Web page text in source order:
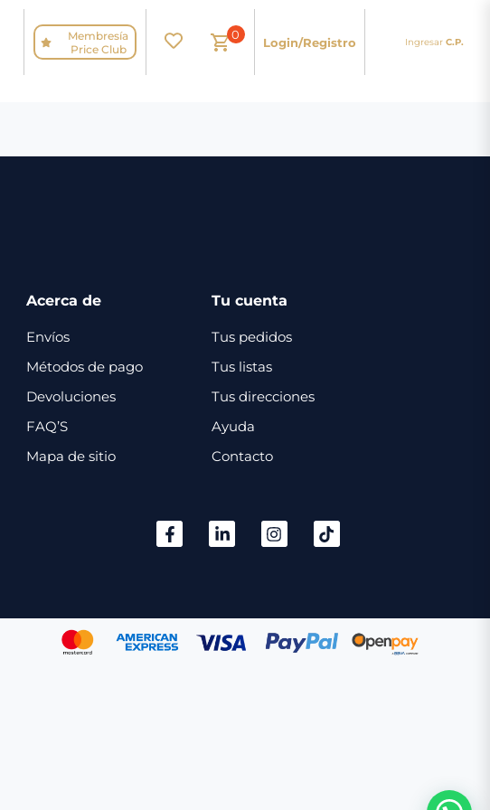
BUTTON
Membresía
Price Club
0
Login/Registro Ingresar C.P.
Acerca de
Envíos
Métodos de pago
Devoluciones
FAQ’S
Mapa de sitio
Tu cuenta
Tus pedidos
Tus listas
Tus direcciones
Ayuda
Contacto